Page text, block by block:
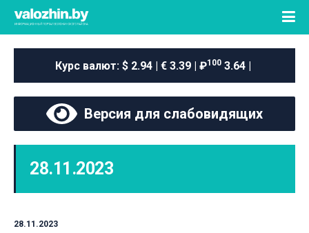
Курс валют: $ 2.94 | € 3.39 | ₽100 3.64 |
Версия для слабовидящих
28.11.2023
28.11.2023